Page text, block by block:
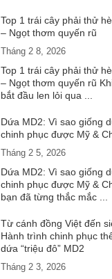
Top 1 trái cây phải thử
– Ngọt thơm quyến rũ
Tháng 2 8, 2026
Top 1 trái cây phải thử
– Ngọt thơm quyến rũ
bắt đầu len lỏi qua ...
Dứa MD2: Vì sao giống
chinh phục được Mỹ &
Tháng 2 5, 2026
Dứa MD2: Vì sao giống
chinh phục được Mỹ &
bạn đã từng thắc mắc ...
Từ cánh đồng Việt đến
Hành trình chinh phục
dứa “triệu đô” MD2
Tháng 2 3, 2026